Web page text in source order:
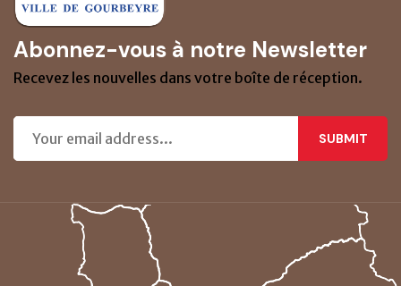
Abonnez-vous à notre Newsletter
Recevez les nouvelles dans votre boîte de réception.
SUBMIT